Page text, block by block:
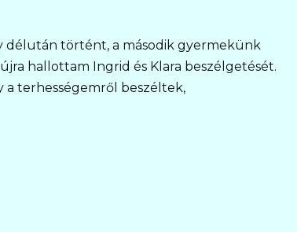
délután történt, a második gyermekünk
hallottam Ingrid és Klara beszélgetését.
a terhességemről beszéltek,